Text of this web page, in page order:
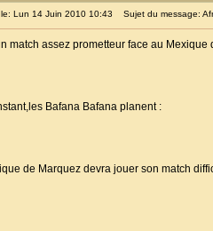
Lun 14 Juin 2010 10:43 Sujet du message:
match assez prometteur face au
Bafana Bafana planent :
de Marquez devra jouer son match